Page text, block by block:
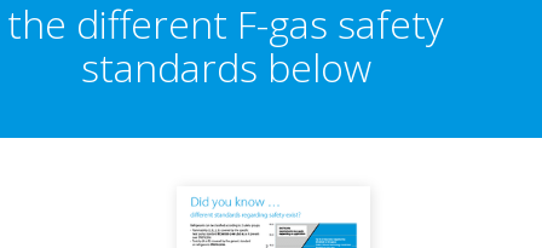
the different F-gas safety
standards below